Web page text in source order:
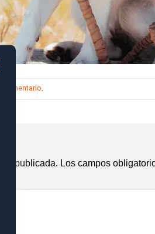
comentario
publicada. Los campos